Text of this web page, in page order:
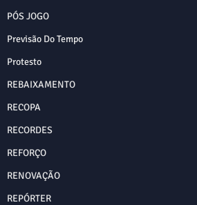
PÓS JOGO
Previsão Do Tempo
Protesto
REBAIXAMENTO
RECOPA
RECORDES
REFORÇO
RENOVAÇÃO
REPÓRTER